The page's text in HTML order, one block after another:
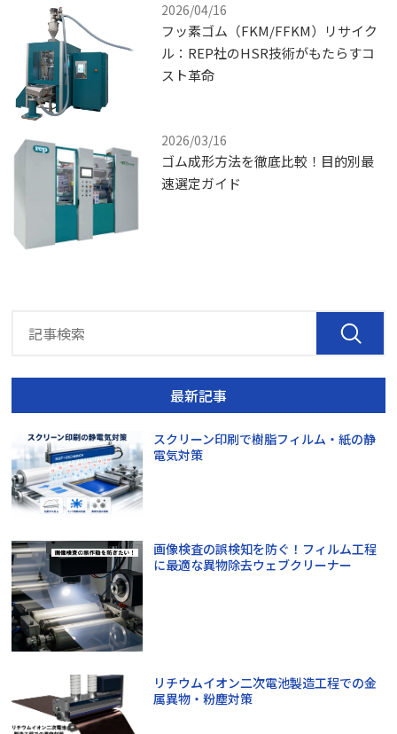
2026/04/16
フッ素ゴム（FKM/FFKM）リサイク
ル：REP社のHSR技術がもたらすコ
スト革命
2026/03/16
ゴム成形方法を徹底比較！目的別最
速選定ガイド
最新記事
スクリーン印刷で樹脂フィルム・紙の静
電気対策
画像検査の誤検知を防ぐ！フィルム工程
に最適な異物除去ウェブクリーナー
リチウムイオン二次電池製造工程での金
属異物・粉塵対策